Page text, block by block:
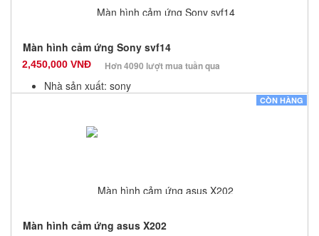
Màn hình cảm ứng Sony svf14
2,450,000 VNĐ Hơn 4090 lượt mua tuần qua
Nhà sản xuất: sony
Số lượng: 0
CÒN HÀNG
Màn hình cảm ứng asus X202